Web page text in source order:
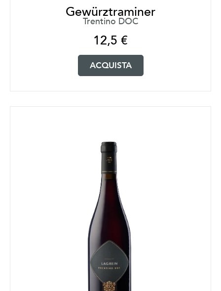
Gewürztraminer
Trentino DOC
12,5 €
ACQUISTA